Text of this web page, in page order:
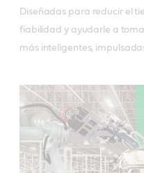
Diseñadas para reducir el
fiabilidad y ayudarle a
más inteligentes,